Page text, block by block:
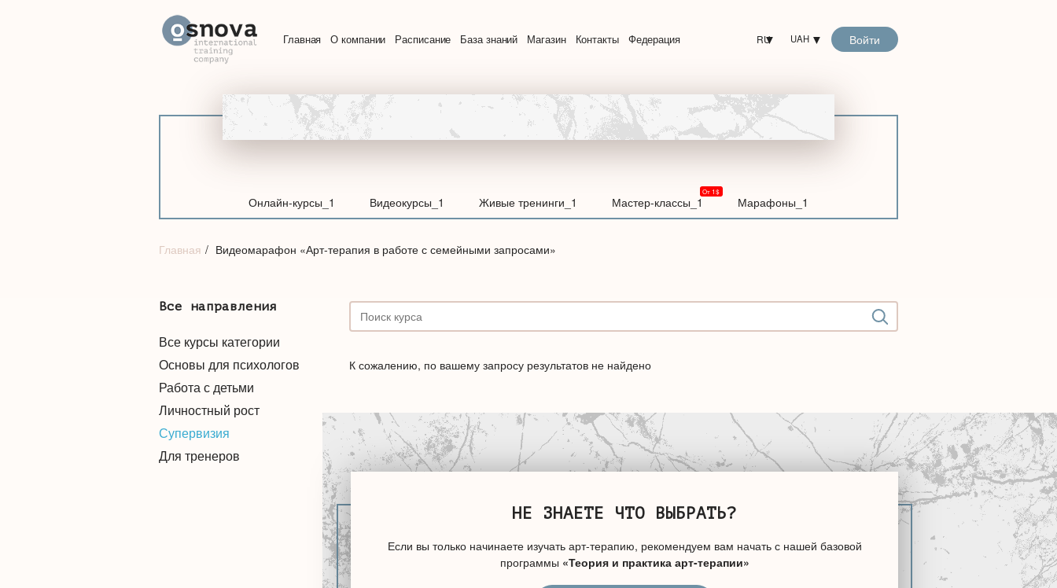
Главная О компании Расписание База знаний Магазин Контакты Федерация RU UAH Войти
Онлайн-курсы_1 Видеокурсы_1 Живые тренинги_1 Мастер-классы_1 Марафоны_1
Главная Видеомарафон «Арт-терапия в работе с семейными запросами»
Все направления
Все курсы категории
Основы для психологов
Работа с детьми
Личностный рост
Супервизия
Для тренеров
К сожалению, по вашему запросу результатов не найдено
НЕ ЗНАЕТЕ ЧТО ВЫБРАТЬ?
Если вы только начинаете изучать арт-терапию, рекомендуем вам начать с нашей базовой
программы «Теория и практика арт-терапии»